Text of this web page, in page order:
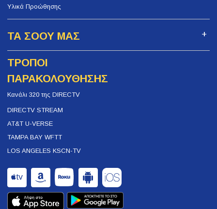
Υλικά Προώθησης
ΤΑ ΣΟΟΥ ΜΑΣ
ΤΡΟΠΟΙ
ΠΑΡΑΚΟΛΟΥΘΗΣΗΣ
Κανάλι 320 της DIRECTV
DIRECTV STREAM
AT&T U-VERSE
TAMPA BAY WFTT
LOS ANGELES KSCN-TV